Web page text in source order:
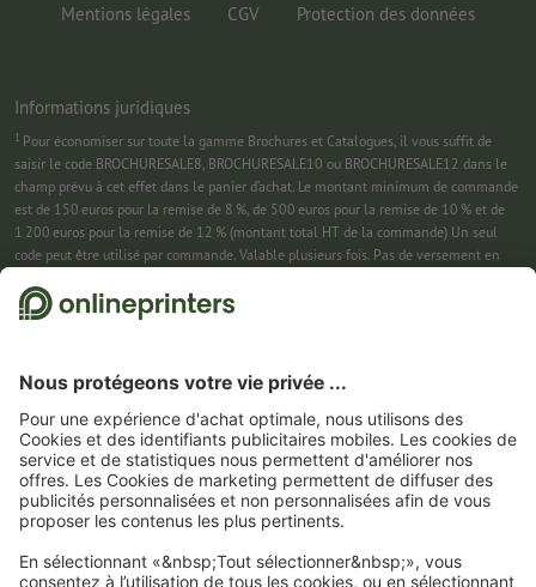
Mentions légales CGV Protection des données
Informations juridiques
1 Pour économiser sur toute la gamme Brochures et Catalogues, il vous suffit de
saisir le code BROCHURESALE8, BROCHURESALE10 ou BROCHURESALE12 dans le
champ prévu à cet effet dans le panier d’achat. Le montant minimum de commande
est de 150 euros pour la remise de 8 %, de 500 euros pour la remise de 10 % et de
1 200 euros pour la remise de 12 % (montant total HT de la commande) Un seul
code peut être utilisé par commande. Valable plusieurs fois. Pas de versement en
31/08/2026 inclus.
montant minimum pour la commande. Valable plusieurs fois. Pas de versement en
31/08/2026 inclus.
3Dans un premier temps, nous vous enverrons un e-mail contenant un lien de
confirmation de votre inscription à la newsletter. Ce n’est qu’après avoir cliqué
dessus que vous recevrez votre code de remise et notre newsletter. Vous pouvez bien
entendu vous désinscrire à tout moment. Montant maximal de la remise : 150 € sur
le montant de la commande (HT). Valable une seule fois. Pas de montant minimum
pour la commande. Pas de versement en espèces. Offre non cumulable avec d’autres